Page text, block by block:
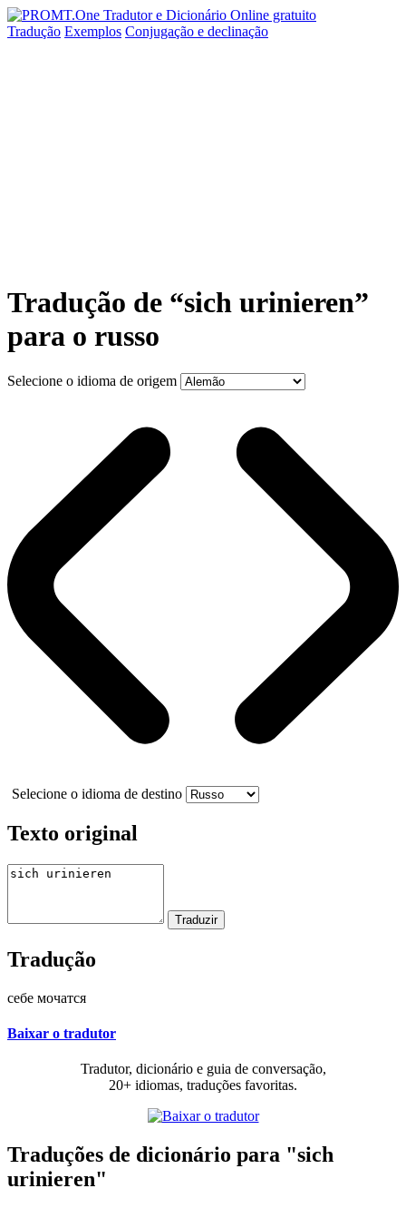
Tradução Exemplos Conjugação e declinação
Tradução de “sich urinieren”
para o russo
Selecione o idioma de origem
Selecione o idioma de destino
Texto original
Tradução
себе мочатся
Baixar o tradutor
Tradutor, dicionário e guia de conversação,
20+ idiomas, traduções favoritas.
Traduções de dicionário para "sich
urinieren"